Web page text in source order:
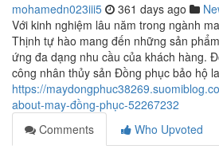
mohamedn023iii5 361 days ago
Với kinh nghiệm lâu năm trong ngành
Thịnh tự hào mang đến những sản
ứng đa dạng nhu cầu của khách hàng.
công nhân thủy sản Đồng phục bảo hộ
https://
about-may-đồng-phục-52267232
Comments
Who Upvoted